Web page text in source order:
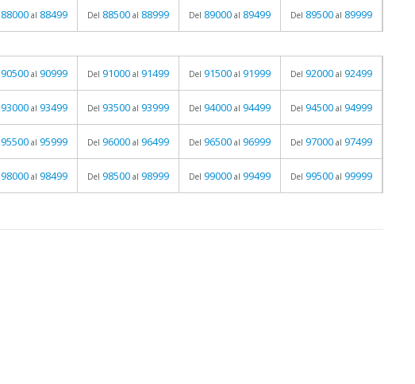
88000 al 88499 Del 88500 al 88999 Del 89000 al 89499 Del 89500 al 89999
90500 al 90999 Del 91000 al 91499 Del 91500 al 91999 Del 92000 al 92499
93000 al 93499 Del 93500 al 93999 Del 94000 al 94499 Del 94500 al 94999
95500 al 95999 Del 96000 al 96499 Del 96500 al 96999 Del 97000 al 97499
98000 al 98499 Del 98500 al 98999 Del 99000 al 99499 Del 99500 al 99999